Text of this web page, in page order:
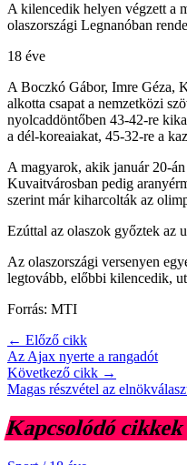
A kilencedik helyen végzett a
olaszországi Legnanóban
18 éve
A Boczkó Gábor, Imre Géza,
alkotta csapat a nemzetközi
nyolcaddöntőben 43-42-re
a dél-koreaiakat, 45-32-re a
A magyarok, akik január 20-
Kuvaitvárosban pedig
szerint már kiharcolták az
Ezúttal az olaszok győztek az
Az olaszországi versenyen
legtovább, előbbi kilencedik,
Forrás: MTI
← Előző cikk
Az Ajax nyerte a rangadót
Következő cikk →
Magas részvétel az
Kapcsolódó cikkek